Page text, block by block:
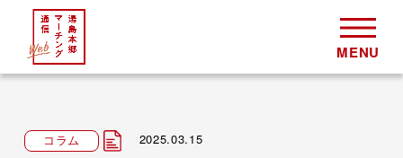
コラム 2025.03.15